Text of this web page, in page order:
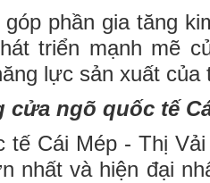
phần gia tăng
triển mạnh mẽ
lực sản xuất của
cửa ngõ quốc tế
tế Cái Mép - Thị
nhất và hiện đại